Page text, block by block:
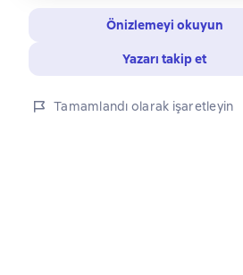
Önizlemeyi okuyun
Yazarı takip et
Tamamlandı olarak işaretleyin